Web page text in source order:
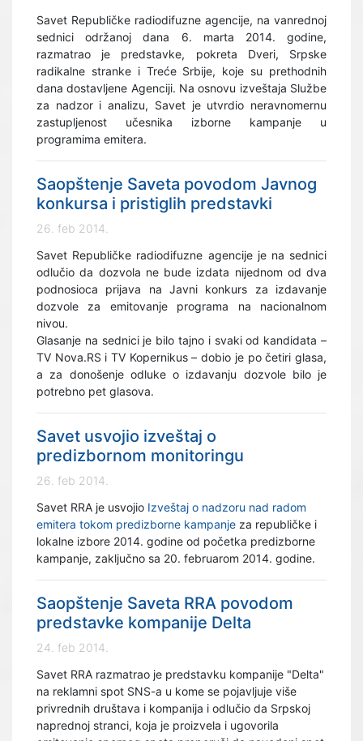
Savet Republičke radiodifuzne agencije, na vanrednoj
sednici održanoj dana 6. marta 2014. godine,
razmatrao je predstavke, pokreta Dveri, Srpske
radikalne stranke i Treće Srbije, koje su prethodnih
dana dostavljene Agenciji. Na osnovu izveštaja Službe
za nadzor i analizu, Savet je utvrdio neravnomernu
zastupljenost učesnika izborne kampanje u
programima emitera.
Saopštenje Saveta povodom Javnog
konkursa i pristiglih predstavki
26. feb 2014.
Savet Republičke radiodifuzne agencije je na sednici
odlučio da dozvola ne bude izdata nijednom od dva
podnosioca prijava na Javni konkurs za izdavanje
dozvole za emitovanje programa na nacionalnom
nivou.
Glasanje na sednici je bilo tajno i svaki od kandidata –
TV Nova.RS i TV Kopernikus – dobio je po četiri glasa,
a za donošenje odluke o izdavanju dozvole bilo je
potrebno pet glasova.
Savet usvojio izveštaj o
predizbornom monitoringu
26. feb 2014.
Savet RRA je usvojio Izveštaj o nadzoru nad radom
emitera tokom predizborne kampanje za republičke i
lokalne izbore 2014. godine od početka predizborne
kampanje, zaključno sa 20. februarom 2014. godine.
Saopštenje Saveta RRA povodom
predstavke kompanije Delta
24. feb 2014.
Savet RRA razmatrao je predstavku kompanije "Delta"
na reklamni spot SNS-a u kome se pojavljuje više
privrednih društava i kompanija i odlučio da Srpskoj
naprednoj stranci, koja je proizvela i ugovorila